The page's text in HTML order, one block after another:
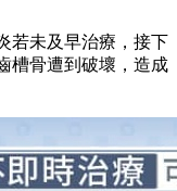
若未及早治療，接下
槽骨遭到破壞，造成